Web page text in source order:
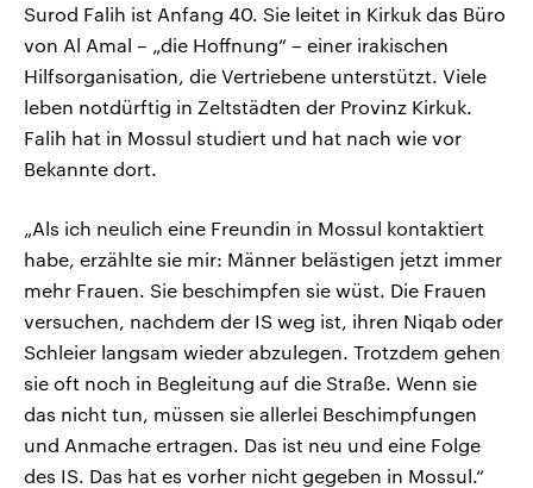
Surod Falih ist Anfang 40. Sie leitet in Kirkuk das Büro
von Al Amal – „die Hoffnung“ – einer irakischen
Hilfsorganisation, die Vertriebene unterstützt. Viele
leben notdürftig in Zeltstädten der Provinz Kirkuk.
Falih hat in Mossul studiert und hat nach wie vor
Bekannte dort.
„Als ich neulich eine Freundin in Mossul kontaktiert
habe, erzählte sie mir: Männer belästigen jetzt immer
mehr Frauen. Sie beschimpfen sie wüst. Die Frauen
versuchen, nachdem der IS weg ist, ihren Niqab oder
Schleier langsam wieder abzulegen. Trotzdem gehen
sie oft noch in Begleitung auf die Straße. Wenn sie
das nicht tun, müssen sie allerlei Beschimpfungen
und Anmache ertragen. Das ist neu und eine Folge
des IS. Das hat es vorher nicht gegeben in Mossul.“